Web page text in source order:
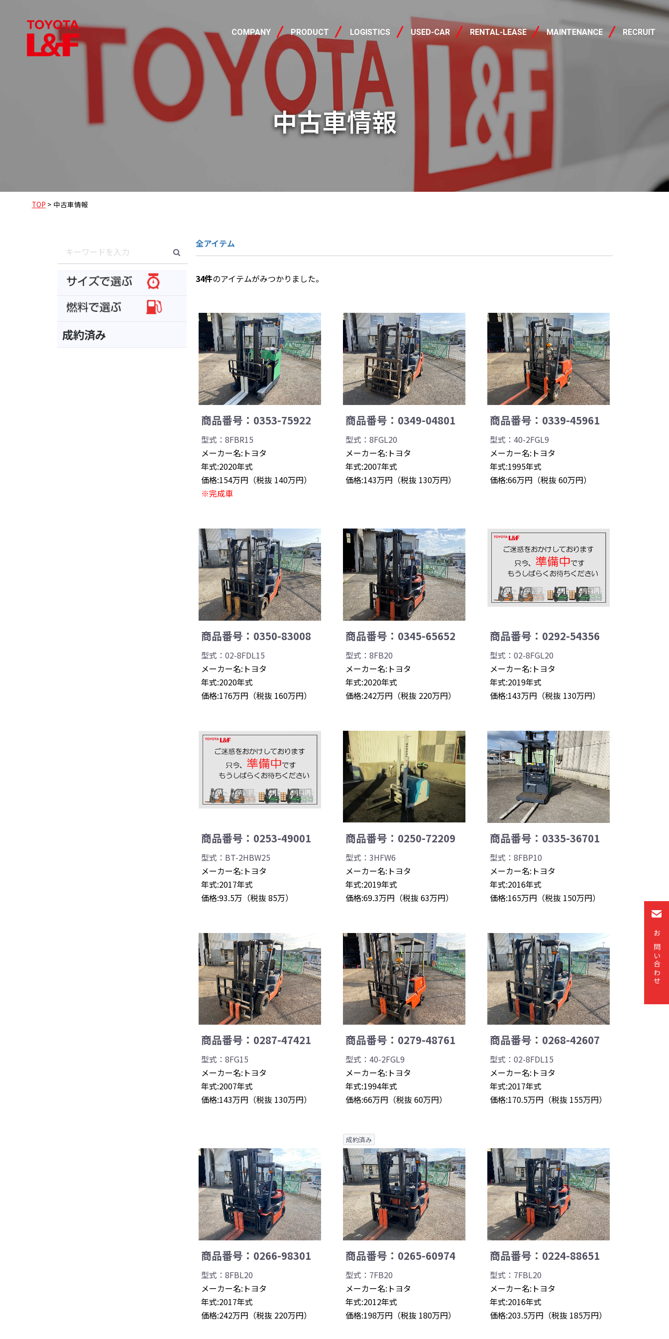
COMPANY
会社概要 PRODUCT
製品情報 LOGISTICS USED-CAR
中古車 RENTAL-LEASE
レンタル・リース MAINTENANCE RECRUIT
中古車情報
お問い合わせ
TOP > 中古車情報
成約済み
全アイテム
34件のアイテムがみつかりました。
商品番号：0353-75922
型式：8FBR15
メーカー名:トヨタ
年式:2020年式
価格:154万円（税抜 140万円）
※完成車
商品番号：0349-04801
型式：8FGL20
メーカー名:トヨタ
年式:2007年式
価格:143万円（税抜 130万円）
商品番号：0339-45961
型式：40-2FGL9
メーカー名:トヨタ
年式:1995年式
価格:66万円（税抜 60万円）
商品番号：0350-83008
型式：02-8FDL15
メーカー名:トヨタ
年式:2020年式
価格:176万円（税抜 160万円）
商品番号：0345-65652
型式：8FB20
メーカー名:トヨタ
年式:2020年式
価格:242万円（税抜 220万円）
商品番号：0292-54356
型式：02-8FGL20
メーカー名:トヨタ
年式:2019年式
価格:143万円（税抜 130万円）
商品番号：0253-49001
型式：BT-2HBW25
メーカー名:トヨタ
年式:2017年式
価格:93.5万（税抜 85万）
商品番号：0250-72209
型式：3HFW6
メーカー名:トヨタ
年式:2019年式
価格:69.3万円（税抜 63万円）
商品番号：0335-36701
型式：8FBP10
メーカー名:トヨタ
年式:2016年式
価格:165万円（税抜 150万円）
商品番号：0287-47421
型式：8FG15
メーカー名:トヨタ
年式:2007年式
価格:143万円（税抜 130万円）
商品番号：0279-48761
型式：40-2FGL9
メーカー名:トヨタ
年式:1994年式
価格:66万円（税抜 60万円）
商品番号：0268-42607
型式：02-8FDL15
メーカー名:トヨタ
年式:2017年式
価格:170.5万円（税抜 155万円）
商品番号：0266-98301
型式：8FBL20
メーカー名:トヨタ
年式:2017年式
価格:242万円（税抜 220万円）
成約済み
商品番号：0265-60974
型式：7FB20
メーカー名:トヨタ
年式:2012年式
価格:198万円（税抜 180万円）
商品番号：0224-88651
型式：7FBL20
メーカー名:トヨタ
年式:2016年式
価格:203.5万円（税抜 185万円）